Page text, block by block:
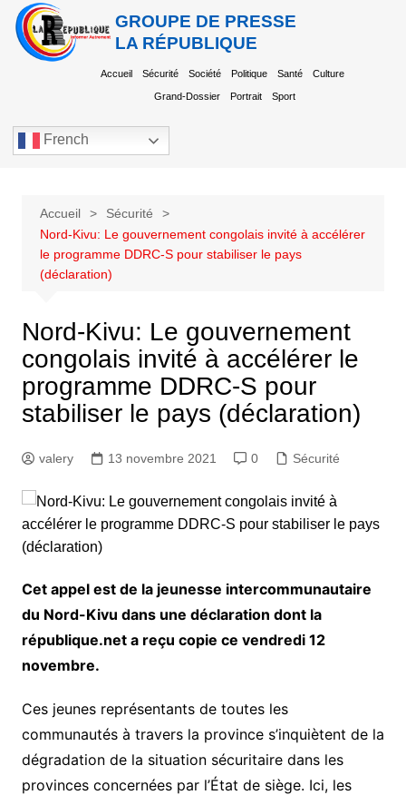
GROUPE DE PRESSE
LA RÉPUBLIQUE
Accueil Sécurité Société Politique Santé Culture
Grand-Dossier Portrait Sport
French
Accueil
Sécurité
Nord-Kivu: Le gouvernement congolais invité à accélérer
le programme DDRC-S pour stabiliser le pays
(déclaration)
Nord-Kivu: Le gouvernement
congolais invité à accélérer le
programme DDRC-S pour
stabiliser le pays (déclaration)
valery 13 novembre 2021 0 Sécurité
Cet appel est de la jeunesse intercommunautaire
du Nord-Kivu dans une déclaration dont la
république.net a reçu copie ce vendredi 12
novembre.
Ces jeunes représentants de toutes les
communautés à travers la province s’inquiètent de la
dégradation de la situation sécuritaire dans les
provinces concernées par l’État de siège. Ici, les